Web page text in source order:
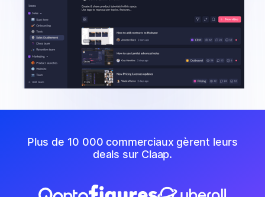
Plus de 10 000 commerciaux gèrent leurs
deals sur Claap.